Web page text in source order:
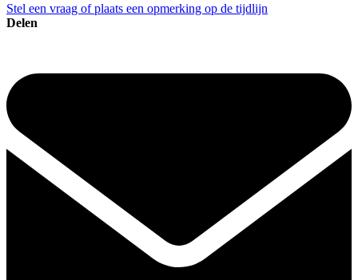
Stel een vraag of plaats een opmerking op de tijdlijn
Delen